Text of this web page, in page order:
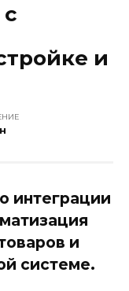
и
интеграции
и
системе.